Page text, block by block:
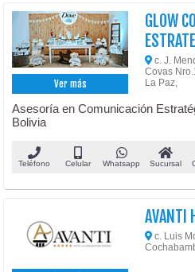
Ver más
GLOW
c. J.
Covas
La Paz,
Asesoría en Comunicación
Bolivia
Teléfono Celular Whatsapp Sucursal
AVANTI
c. Luis